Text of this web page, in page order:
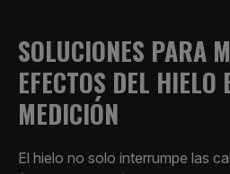
SOLUCIONES PARA
EFECTOS DEL HIELO
MEDICIÓN
El hielo no solo interrumpe las